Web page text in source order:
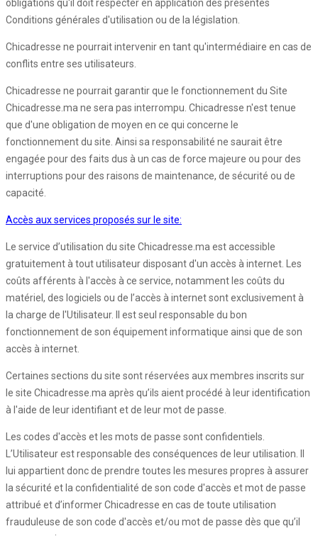
obligations qu'il doit respecter en application des présentes
Conditions générales d'utilisation ou de la législation.
Chicadresse ne pourrait intervenir en tant qu'intermédiaire en cas de
conflits entre ses utilisateurs.
Chicadresse ne pourrait garantir que le fonctionnement du Site
Chicadresse.ma ne sera pas interrompu. Chicadresse n'est tenue
que d'une obligation de moyen en ce qui concerne le
fonctionnement du site. Ainsi sa responsabilité ne saurait être
engagée pour des faits dus à un cas de force majeure ou pour des
interruptions pour des raisons de maintenance, de sécurité ou de
capacité.
Accès aux services proposés sur le site:
Le service d’utilisation du site Chicadresse.ma est accessible
gratuitement à tout utilisateur disposant d'un accès à internet. Les
coûts afférents à l'accès à ce service, notamment les coûts du
matériel, des logiciels ou de l’accès à internet sont exclusivement à
la charge de l'Utilisateur. Il est seul responsable du bon
fonctionnement de son équipement informatique ainsi que de son
accès à internet.
Certaines sections du site sont réservées aux membres inscrits sur
le site Chicadresse.ma après qu’ils aient procédé à leur identification
à l'aide de leur identifiant et de leur mot de passe.
Les codes d'accès et les mots de passe sont confidentiels.
L’Utilisateur est responsable des conséquences de leur utilisation. Il
lui appartient donc de prendre toutes les mesures propres à assurer
la sécurité et la confidentialité de son code d'accès et mot de passe
attribué et d’informer Chicadresse en cas de toute utilisation
frauduleuse de son code d'accès et/ou mot de passe dès que qu’il